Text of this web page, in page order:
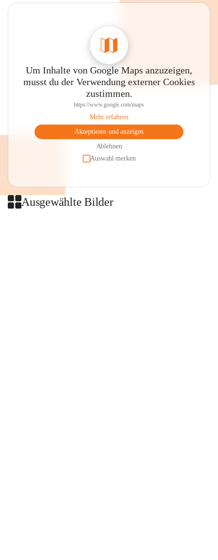
Um Inhalte von Google Maps anzuzeigen,
musst du der Verwendung externer Cookies
zustimmen.
https://www.google.com/maps
Mehr erfahren
Akzeptieren und anzeigen
Ablehnen
Auswahl merken
Ausgewählte Bilder